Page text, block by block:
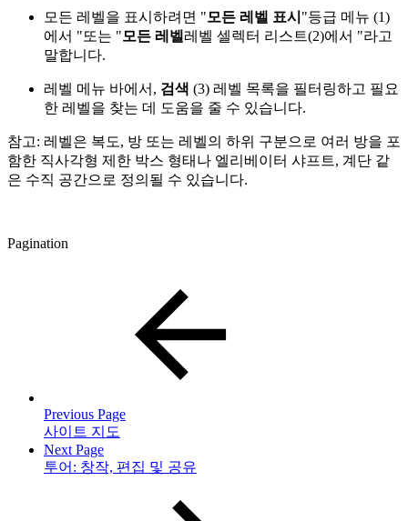
모든 레벨을 표시하려면 "모든 레벨 표시 "등급 메뉴 (1)
에서 "또는 "모든 레벨 레벨 셀렉터 리스트(2)에서 "라고
말합니다.
레벨 메뉴 바에서, 검색 (3) 레벨 목록을 필터링하고 필요
한 레벨을 찾는 데 도움을 줄 수 있습니다.
참고: 레벨은 복도, 방 또는 레벨의 하위 구분으로 여러 방을 포
함한 직사각형 제한 박스 형태나 엘리베이터 샤프트, 계단 같
은 수직 공간으로 정의될 수 있습니다.
Pagination
Previous Page
사이트 지도
Next Page
투어: 창작, 편집 및 공유